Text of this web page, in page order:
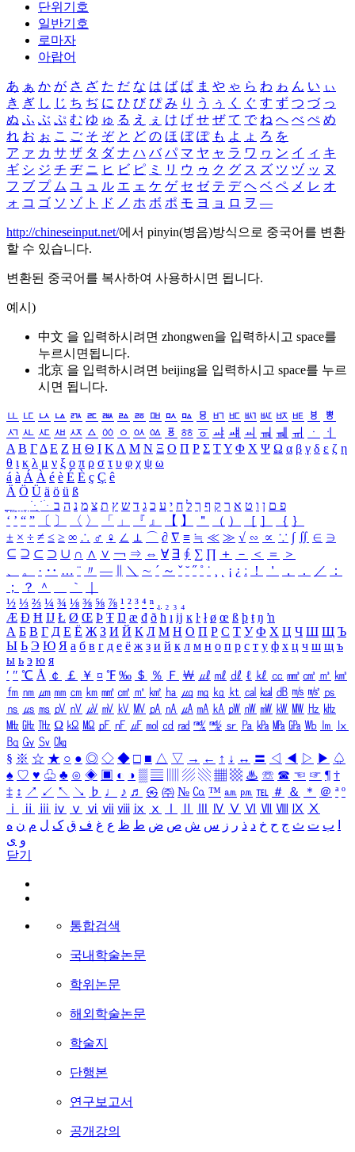
단위기호
일반기호
로마자
아랍어
あ ぁ か が さ ざ た だ な は ば ぱ ま や ゃ ら わ ゎ ん い ぃ
き ぎ し じ ち ぢ に ひ び ぴ み り う ぅ く ぐ す ず つ づ っ
ぬ ふ ぶ ぷ む ゆ ゅ る え ぇ け げ せ ぜ て で ね へ べ ぺ め
れ お ぉ こ ご そ ぞ と ど の ほ ぼ ぽ も よ ょ ろ を
ア ァ カ サ ザ タ ダ ナ ハ バ パ マ ヤ ャ ラ ワ ヮ ン イ ィ キ
ギ シ ジ チ ヂ ニ ヒ ビ ピ ミ リ ウ ゥ ク グ ス ズ ツ ヅ ッ ヌ
フ ブ プ ム ユ ュ ル エ ェ ケ ゲ セ ゼ テ デ ヘ ベ ペ メ レ オ
ォ コ ゴ ソ ゾ ト ド ノ ホ ボ ポ モ ヨ ョ ロ ヲ ―
http://chineseinput.net/에서 pinyin(병음)방식으로 중국어를 변환
할 수 있습니다.
변환된 중국어를 복사하여 사용하시면 됩니다.
예시)
中文 을 입력하시려면 zhongwen을 입력하시고 space를
누르시면됩니다.
北京 을 입력하시려면 beijing을 입력하시고 space를 누르
시면 됩니다.
ㅥ ㅦ ㅧ ㅨ ㅩ ㅪ ㅫ ㅬ ㅭ ㅮ ㅯ ㅰ ㅱ ㅲ ㅳ ㅴ ㅵ ㅶ ㅷ ㅸ
ㅹ
ㅺ ㅻ ㅼ ㅽ ㅾ ㅿ ㆀ ㆁ ㆂ ㆃ ㆄ ㆅ ㆆ ㆇ ㆈ ㆉ ㆊ ㆋ ㆌ ㆍ
ㆎ
Α Β ΓΔ Ε Ζ Η Θ Ι ΚΛ Μ Ν Ξ Ο Π Ρ Σ ΤΥ Φ Χ Ψ Ω α β γ δ ε ζ η
θ ι κ λ μ ν ξ ο π ρ σ τ υ φ χ ψ ω
á à Á À é è É È ç Ç ê
Ä Ö Ü ä ö ü ß
ִֶֹ ֻּ ׁׂ פ ם ן ו ט א ר ק ף ך ל ח י ע כ ג ד ש ץ ת צ מ נ ה ב
‘ ’ “ ” 〔 〕 〈 〉 「 」 『 』 【 】 ＂ （ ） ［ ］ ｛ ｝
± × ÷ ≠ ≤ ≥ ∞ ∴ ♂ ♀ ∠ ⊥ ⌒ ∂ ∇ ≡ ≒ ≪ ≫ √ ∽ ∝ ∵ ∫ ∬ ∈ ∋
⊆ ⊇ ⊂ ⊃ ∪ ∩ ∧ ∨ ￢ ⇒ ⇔ ∀ ∃ ∮ ∑ ∏ ＋ － ＜ ＝
＞
、
。 · ‥ … ¨ 〃 ― ＼ ∼ ´ ～ ˇ ˘ ˝ ˚ ˙ ¸ ¡ ¿ ː ！ ＇ ， ． ／
：
；
？ ＾ ｀
½ ⅓ ⅔ ¼ ¾ ⅛ ⅜ ⅝ ⅞ ¹ ² ³ ⁴ ⁿ ₁ ₂ ₃ ₄
Æ Ð Ħ Ĳ Ł Ø Œ Þ Ŧ Ŋ æ đ ð ħ ı ĳ ĸ ŀ ł ø œ ß þ ŧ ŋ ŉ
А Б В Г Д Е Ё Ж З И Й К Л М Н О П Р С Т У Ф Х Ц Ч Ш Щ Ъ
Ы Ь Э Ю Я а б в г д е ё ж з и й к л м н о п р с т у ф х ц ч ш щ ъ
ы ь э ю я
′ ″ ℃ Å ￠ ￡ ￥ ¤ ℉ ‰ ＄ ％ Ｆ ￦ ㎕ ㎖ ㎗ ℓ ㎘ ㏄ ㎣ ㎤ ㎥ ㎦
㎙ ㎚ ㎛ ㎜ ㎝ ㎞ ㎟ ㎠ ㎡ ㎢ ㏊ ㎍ ㎎ ㎏ ㏏ ㎈ ㎉ ㏈ ㎧ ㎨ ㎰
㎱ ㎲ ㎳ ㎴ ㎵ ㎶ ㎷ ㎸ ㎹ ㎀ ㎁ ㎂ ㎃ ㎄ ㎺ ㎻ ㎽ ㎾ ㎿ ㎐ ㎑
㎒ ㎓ ㎔ Ω ㏀ ㏁ ㎊ ㎋ ㎌ ㏖ ㏅ ㎭ ㎮ ㎯ ㏛ ㎩ ㎪ ㎫ ㎬ ㏝ ㏐
㏓
㏃ ㏉ ㏜ ㏆
§ ※ ☆ ★ ○ ● ◎ ◇ ◆ □ ■ △ ▽ → ← ↑ ↓ ↔ 〓 ◁ ◀ ▷ ▶ ♤
♠ ♡ ♥ ♧ ♣ ⊙ ◈ ▣ ◐ ◑ ▒ ▤ ▨ ▧ ▦ ▩ ♨ ☏ ☎ ☜ ☞ ¶ †
‡ ↕ ↗ ↙ ↖ ↘ ♭ ♩ ♪ ♬ ㉿ ㈜ № ㏇ ™ ㏂ ㏘ ℡ ＃ ＆ ＊ ＠ ª º
ⅰ
ⅱ ⅲ ⅳ ⅴ ⅵ ⅶ ⅷ ⅸ ⅹ Ⅳ Ⅴ Ⅵ Ⅶ Ⅷ Ⅸ Ⅹ
ب ت ث ج ح خ د ذ ر ز س ش ص ض ط ظ ع غ ف ق ک ل م ن ه
و ی
닫기
통합검색
국내학술논문
학위논문
해외학술논문
학술지
단행본
연구보고서
공개강의